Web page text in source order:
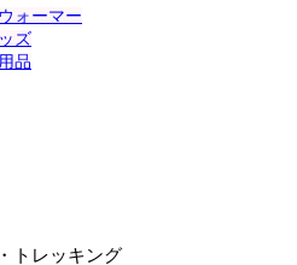
ォーマー
ズ
品
トレッキング